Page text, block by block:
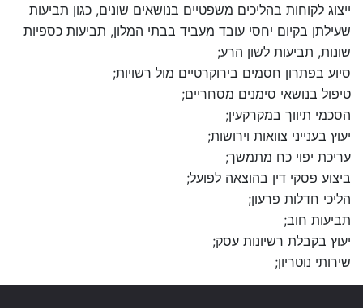
ייצוג לקוחות בהליכים משפטיים בנושאים שונים, כגון תביעות
שעילתן בקיום יחסי עובד מעביד בבתי המלון, תביעות כספיות
שונות, תביעות לשון הרע;
סיוע בפתרון חסמים בירוקרטיים מול רשויות;
טיפול בנושאי סימנים מסחריים;
הסכמי תיווך במקרקעין;
יעוץ בענייני צוואות וירושות;
עריכת יפוי כח מתמשך;
ביצוע פסקי דין בהוצאה לפועל;
הליכי חדלות פרעון;
תביעות חוב;
יעוץ בקבלת רשיונות עסק;
שירותי נוטריון;